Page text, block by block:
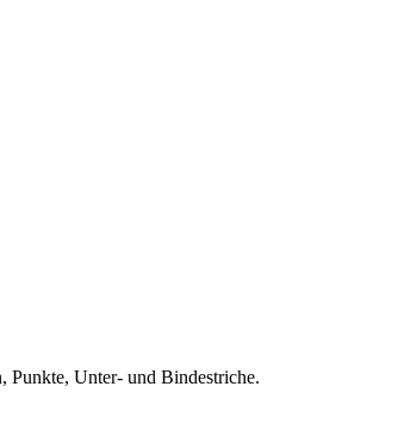
Punkte, Unter- und Bindestriche.